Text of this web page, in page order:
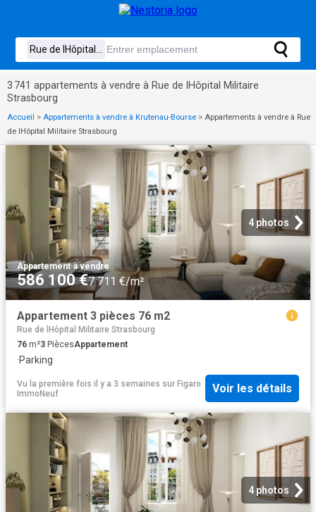
3 741 appartements à vendre à Rue de lHôpital Militaire
Strasbourg
Accueil > Appartements à vendre à Krutenau-Bourse > Appartements à vendre à Rue
de lHôpital Militaire Strasbourg
4 photos
Appartement·à vendre
586 100 €7 711 €/m²
Appartement 3 pièces 76 m2
Rue de lHôpital Militaire Strasbourg
76 m²3 PiècesAppartement
·Parking
Vu la première fois il y a 3 semaines sur Figaro
ImmoNeuf
Voir les détails
4 photos